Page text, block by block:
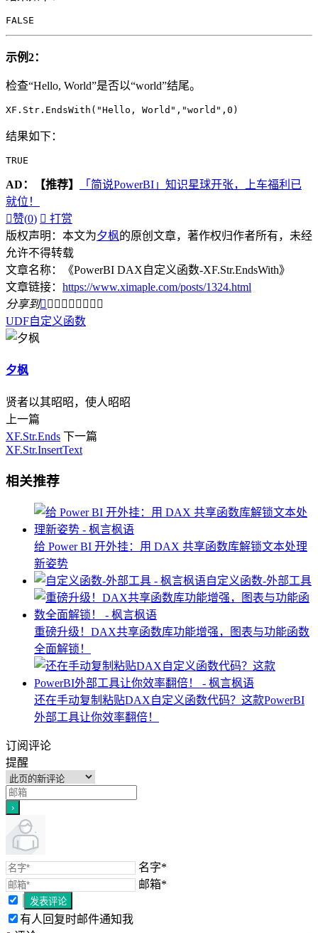
FALSE
示例2：
检查“Hello, World”是否以“world”结尾。
XF.Str.EndsWith("Hello, World","world",0)
结果如下：
TRUE
AD： 【推荐】
「简说PowerBI」知识星球开张，上车福利已
就位！
赞(0)  打赏
版权声明：本文为夕枫的原创文章，著作权归作者所有，未经
允许不得转载
文章名称：《PowerBI DAX自定义函数-XF.Str.EndsWith》
文章链接： https://www.ximaple.com/posts/1324.html
分享到        
UDF自定义函数
夕枫
贤者以其昭昭，使人昭昭
上一篇
XF.Str.Ends 下一篇
XF.Str.InsertText
相关推荐
给 Power BI 开外挂：用 DAX 共享函数库解锁文本处理
新姿势
自定义函数-外部工具
重磅升级！DAX共享函数库功能增强，图表与功能函数
全面解锁！
还在手动复制粘贴DAX自定义函数代码？这款PowerBI
外部工具让你效率翻倍！
订阅评论
提醒
名字*
邮箱*
有人回复时邮件通知我